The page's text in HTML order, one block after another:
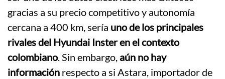
gracias a su precio competitivo y autonomía
cercana a 400 km, sería uno de los principales
rivales del Hyundai Inster en el contexto
colombiano. Sin embargo, aún no hay
información respecto a si Astara, importador de